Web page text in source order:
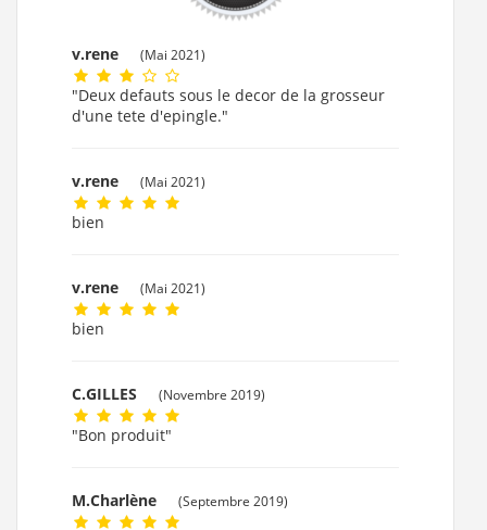
v.rene (Mai 2021)
"Deux defauts sous le decor de la grosseur
d'une tete d'epingle."
v.rene (Mai 2021)
bien
v.rene (Mai 2021)
bien
C.GILLES (Novembre 2019)
"Bon produit"
M.Charlène (Septembre 2019)